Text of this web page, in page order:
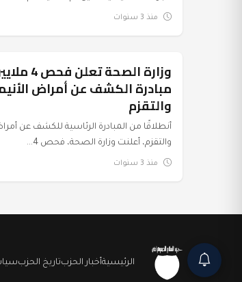
منذ 3 سنوات
عرب وعالم وزارة
مبادرة الكشف عن أمراض
والتقزم
أنطلاقًا من المبادرة الرئاسية للكشف عن
والتقزم، أعلنت وزارة الصحة، فحص 4...
منذ 3 سنوات
الرئيسيةأخبار الحزبتاريخ الحزب